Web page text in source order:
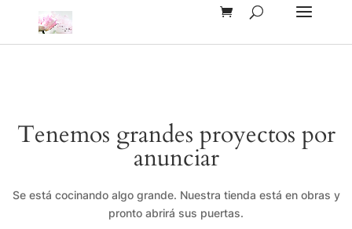
Tenemos grandes proyectos por
anunciar
Se está cocinando algo grande. Nuestra tienda está en obras y
pronto abrirá sus puertas.